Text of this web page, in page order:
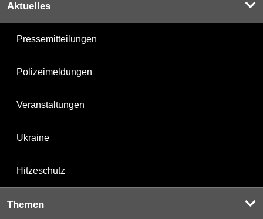
Aktuelles
Pressemitteilungen
Polizeimeldungen
Veranstaltungen
Ukraine
Hitzeschutz
Themen